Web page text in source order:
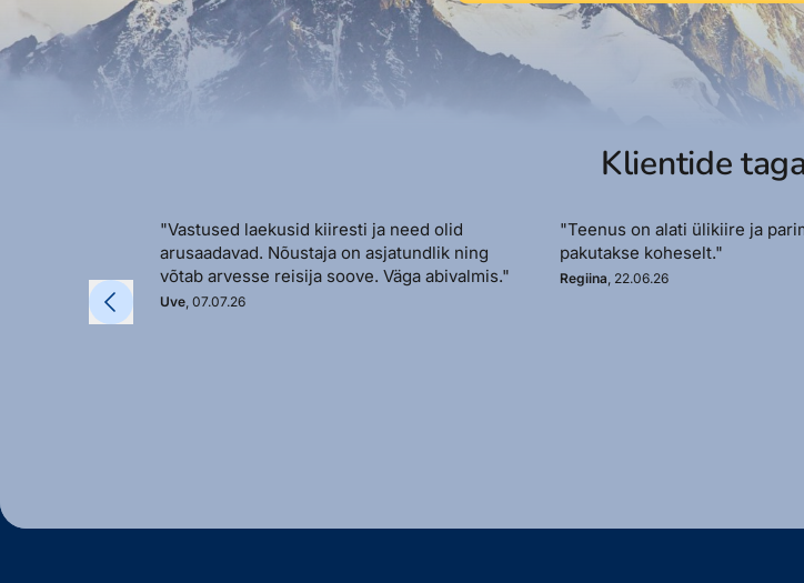
Klientide
"Vastused laekusid kiiresti ja need olid
arusaadavad. Nõustaja on asjatundlik ning
võtab arvesse reisija soove. Väga abivalmis."
Uve, 07.07.26
"Teenus on alati ülikiire ja
pakutakse koheselt."
Regiina, 22.06.26